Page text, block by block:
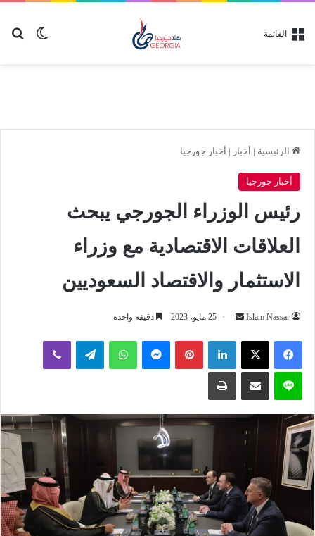
الوضع القائمة
الرئيسية | أخبار | أخبار جورجيا
أخبار جورجيا
رئيس الوزراء الجورجي يبحث
العلاقات الاقتصادية مع وزراء
الاستثمار والاقتصاد السعوديين
Islam Nassar
أرسل
إلكترونيا
25 مايو، 2023 دقيقة واحدة
لينكدإن بينتيريستماسنجر واتساب تيلقرام ڤايبر
لاين مشاركة عبر البريد طباعة